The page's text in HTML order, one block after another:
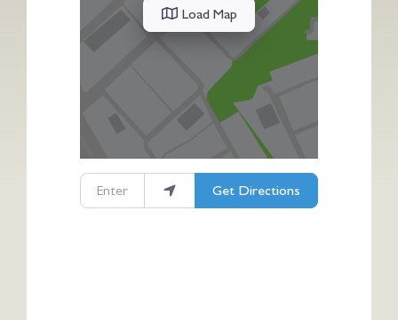
Load Map
Enter your location
Get Directions